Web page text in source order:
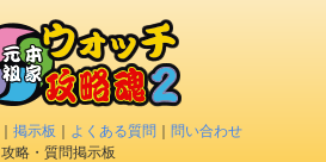
掲示板 よくある質問
問い合わせ
攻略・質問掲示板